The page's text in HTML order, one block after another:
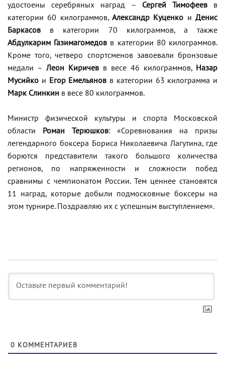
удостоены серебряных наград – Сергей Тимофеев в
категории 60 килограммов, Александр Куценко иДенис
Баркасов в категории 70 килограммов, а также
Абдулкарим Газимагомедов в категории 80 килограммов.
Кроме того, четверо спортсменов завоевали бронзовые
медали – Леон Киричев в весе 46 килограммов, Назар
Мусийко и Егор Емельянов в категории 63 килограмма и
Марк Слинкин в весе 80 килограммов.
Министр физической культуры и спорта Московской
области
Роман Терюшков: «Соревнования на призы
легендарного боксера Бориса Николаевича Лагутина, где
борются представители такого большого количества
регионов, по напряженности и сложности побед
сравнимы с чемпионатом России. Тем ценнее становятся
11 наград, которые добыли подмосковные боксеры на
этом турнире. Поздравляю их с успешным выступлением».
0 КОММЕНТАРИЕВ